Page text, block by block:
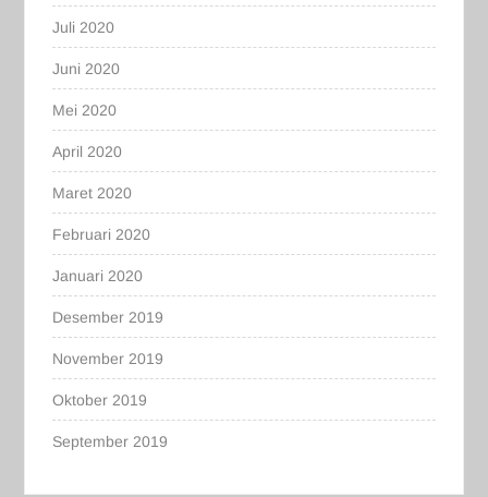
Juli 2020
Juni 2020
Mei 2020
April 2020
Maret 2020
Februari 2020
Januari 2020
Desember 2019
November 2019
Oktober 2019
September 2019